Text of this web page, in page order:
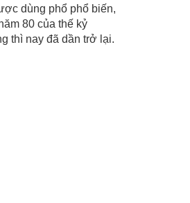
dùng phổ phổ biến,
80 của thế kỷ
thì nay đã dần trở lại.